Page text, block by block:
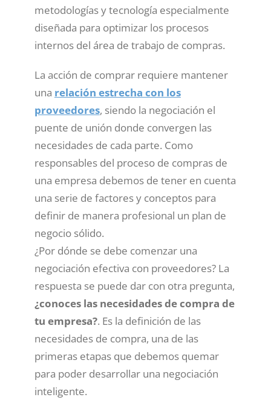
metodologías y tecnología especialmente
diseñada para optimizar los procesos
internos del área de trabajo de compras.
La acción de comprar requiere mantener
una relación estrecha con los
proveedores, siendo la negociación el
puente de unión donde convergen las
necesidades de cada parte. Como
responsables del proceso de compras de
una empresa debemos de tener en cuenta
una serie de factores y conceptos para
definir de manera profesional un plan de
negocio sólido.
¿Por dónde se debe comenzar una
negociación efectiva con proveedores? La
respuesta se puede dar con otra pregunta,
¿conoces las necesidades de compra de
tu empresa?. Es la definición de las
necesidades de compra, una de las
primeras etapas que debemos quemar
para poder desarrollar una negociación
inteligente.